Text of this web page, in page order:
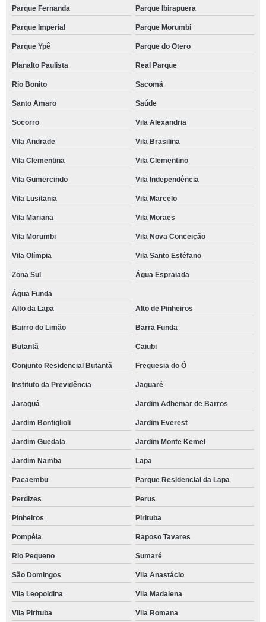
Parque Fernanda Parque Ibirapuera
Parque Imperial Parque Morumbi
Parque Ypê Parque do Otero
Planalto Paulista Real Parque
Rio Bonito Sacomã
Santo Amaro Saúde
Socorro Vila Alexandria
Vila Andrade Vila Brasilina
Vila Clementina Vila Clementino
Vila Gumercindo Vila Independência
Vila Lusitania Vila Marcelo
Vila Mariana Vila Moraes
Vila Morumbi Vila Nova Conceição
Vila Olímpia Vila Santo Estéfano
Zona Sul Água Espraiada
Água Funda
Alto da Lapa
Alto de Pinheiros
Bairro do Limão Barra Funda
Butantã Caiubi
Conjunto Residencial Butantã Freguesia do Ó
Instituto da Previdência Jaguaré
Jaraguá Jardim Adhemar de Barros
Jardim Bonfiglioli Jardim Everest
Jardim Guedala Jardim Monte Kemel
Jardim Namba Lapa
Pacaembu Parque Residencial da Lapa
Perdizes Perus
Pinheiros Pirituba
Pompéia Raposo Tavares
Rio Pequeno Sumaré
São Domingos Vila Anastácio
Vila Leopoldina Vila Madalena
Vila Pirituba Vila Romana